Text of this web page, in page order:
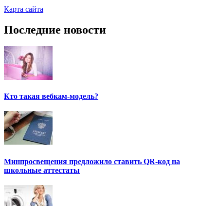
Карта сайта
Последние новости
Кто такая вебкам-модель?
Минпросвещения предложило ставить QR-код на
школьные аттестаты